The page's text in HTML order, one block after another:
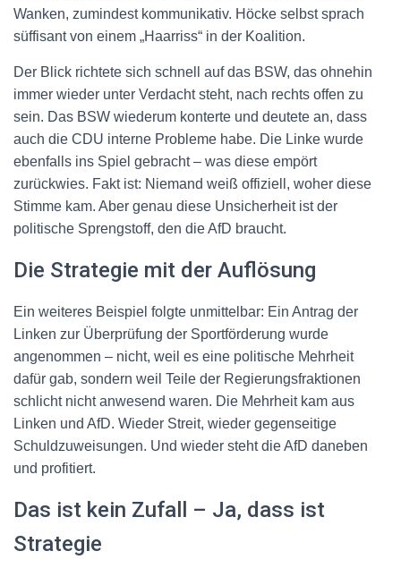
Wanken, zumindest kommunikativ. Höcke selbst sprach
süffisant von einem „Haarriss“ in der Koalition.
Der Blick richtete sich schnell auf das BSW, das ohnehin
immer wieder unter Verdacht steht, nach rechts offen zu
sein. Das BSW wiederum konterte und deutete an, dass
auch die CDU interne Probleme habe. Die Linke wurde
ebenfalls ins Spiel gebracht – was diese empört
zurückwies. Fakt ist: Niemand weiß offiziell, woher diese
Stimme kam. Aber genau diese Unsicherheit ist der
politische Sprengstoff, den die AfD braucht.
Die Strategie mit der Auflösung
Ein weiteres Beispiel folgte unmittelbar: Ein Antrag der
Linken zur Überprüfung der Sportförderung wurde
angenommen – nicht, weil es eine politische Mehrheit
dafür gab, sondern weil Teile der Regierungsfraktionen
schlicht nicht anwesend waren. Die Mehrheit kam aus
Linken und AfD. Wieder Streit, wieder gegenseitige
Schuldzuweisungen. Und wieder steht die AfD daneben
und profitiert.
Das ist kein Zufall – Ja, dass ist
Strategie